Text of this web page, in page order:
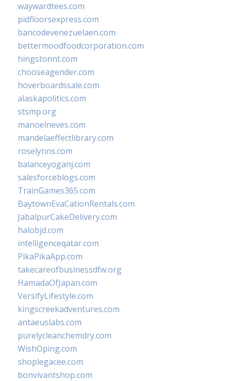
waywardtees.com
pidfloorsexpress.com
bancodevenezuelaen.com
bettermoodfoodcorporation.com
hingstonnt.com
chooseagender.com
hoverboardssale.com
alaskapolitics.com
stsmp.org
manoelneves.com
mandelaeffectlibrary.com
roselynns.com
balanceyoganj.com
salesforceblogs.com
TrainGames365.com
BaytownEvaCationRentals.com
JabalpurCakeDelivery.com
halobjd.com
intelligenceqatar.com
PikaPikaApp.com
takecareofbusinessdfw.org
HamadaOfJapan.com
VersifyLifestyle.com
kingscreekadventures.com
antaeuslabs.com
purelycleanchemdry.com
WishOping.com
shoplegacee.com
bonvivantshop.com